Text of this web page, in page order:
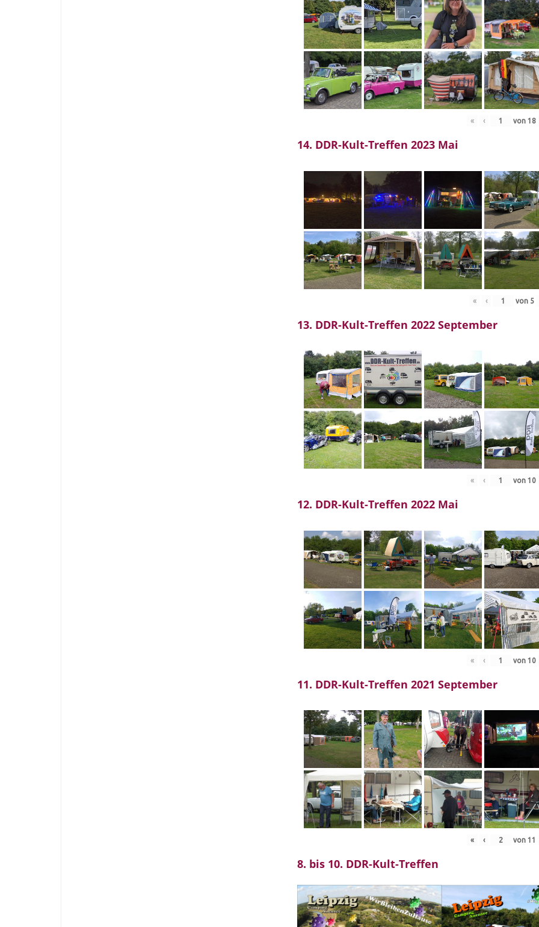
« ‹ von18
14. DDR-Kult-Treffen 2023 Mai
« ‹ von 5
13. DDR-Kult-Treffen 2022 September
« ‹ von10
12. DDR-Kult-Treffen 2022 Mai
« ‹ von10
11. DDR-Kult-Treffen 2021 September
« ‹ von11
8. bis 10. DDR-Kult-Treffen